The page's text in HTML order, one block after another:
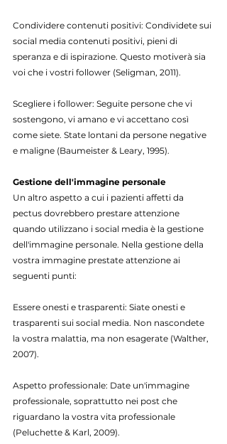
Condividere contenuti positivi: Condividete sui
social media contenuti positivi, pieni di
speranza e di ispirazione. Questo motiverà sia
voi che i vostri follower (Seligman, 2011).
Scegliere i follower: Seguite persone che vi
sostengono, vi amano e vi accettano così
come siete. State lontani da persone negative
e maligne (Baumeister & Leary, 1995).
Gestione dell'immagine personale
Un altro aspetto a cui i pazienti affetti da
pectus dovrebbero prestare attenzione
quando utilizzano i social media è la gestione
dell'immagine personale. Nella gestione della
vostra immagine prestate attenzione ai
seguenti punti:
Essere onesti e trasparenti: Siate onesti e
trasparenti sui social media. Non nascondete
la vostra malattia, ma non esagerate (Walther,
2007).
Aspetto professionale: Date un'immagine
professionale, soprattutto nei post che
riguardano la vostra vita professionale
(Peluchette & Karl, 2009).